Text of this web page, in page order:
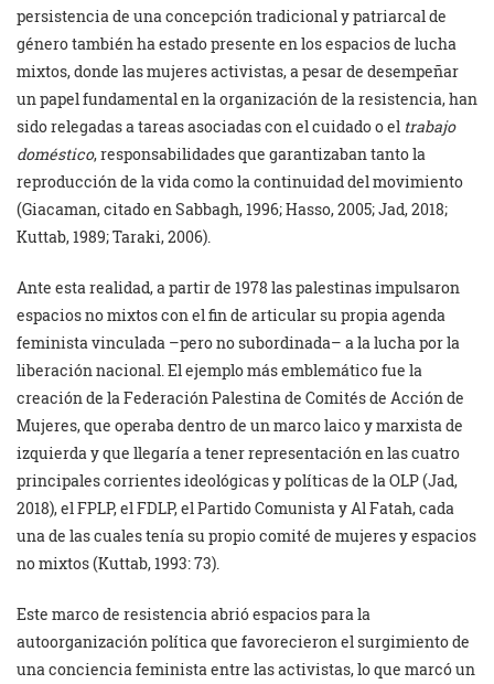
persistencia de una concepción tradicional y patriarcal de
género también ha estado presente en los espacios de lucha
mixtos, donde las mujeres activistas, a pesar de desempeñar
un papel fundamental en la organización de la resistencia, han
sido relegadas a tareas asociadas con el cuidado o el trabajo
doméstico, responsabilidades que garantizaban tanto la
reproducción de la vida como la continuidad del movimiento
(Giacaman, citado en Sabbagh, 1996; Hasso, 2005; Jad, 2018;
Kuttab, 1989; Taraki, 2006).
Ante esta realidad, a partir de 1978 las palestinas impulsaron
espacios no mixtos con el fin de articular su propia agenda
feminista vinculada –pero no subordinada– a la lucha por la
liberación nacional. El ejemplo más emblemático fue la
creación de la Federación Palestina de Comités de Acción de
Mujeres, que operaba dentro de un marco laico y marxista de
izquierda y que llegaría a tener representación en las cuatro
principales corrientes ideológicas y políticas de la OLP (Jad,
2018), el FPLP, el FDLP, el Partido Comunista y Al Fatah, cada
una de las cuales tenía su propio comité de mujeres y espacios
no mixtos (Kuttab, 1993: 73).
Este marco de resistencia abrió espacios para la
autoorganización política que favorecieron el surgimiento de
una conciencia feminista entre las activistas, lo que marcó un